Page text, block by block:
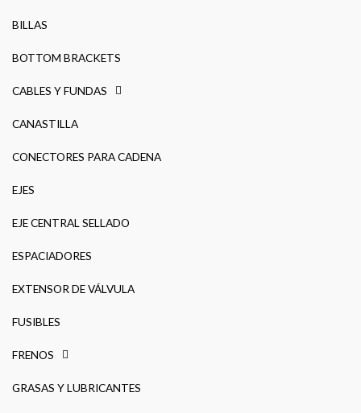
BILLAS
BOTTOM BRACKETS
CABLES Y FUNDAS
CANASTILLA
CONECTORES PARA CADENA
EJES
EJE CENTRAL SELLADO
ESPACIADORES
EXTENSOR DE VÁLVULA
FUSIBLES
FRENOS
GRASAS Y LUBRICANTES